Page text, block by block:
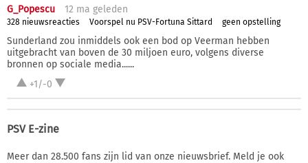
G_Popescu 12 ma geleden
328 nieuwsreacties Voorspel nu PSV-Fortuna Sittard geen opstelling
Sunderland zou inmiddels ook een bod op Veerman hebben
uitgebracht van boven de 30 miljoen euro, volgens diverse
bronnen op sociale media......
+1/-0
PSV E-zine
Meer dan 28.500 fans zijn lid van onze nieuwsbrief. Meld je ook